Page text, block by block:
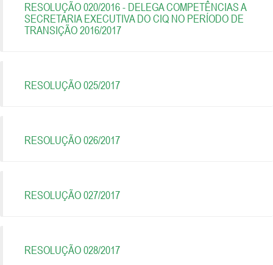
RESOLUÇÃO 020/2016 - DELEGA COMPETÊNCIAS A
SECRETARIA EXECUTIVA DO CIQ NO PERÍODO DE
TRANSIÇÃO 2016/2017
RESOLUÇÃO 025/2017
RESOLUÇÃO 026/2017
RESOLUÇÃO 027/2017
RESOLUÇÃO 028/2017